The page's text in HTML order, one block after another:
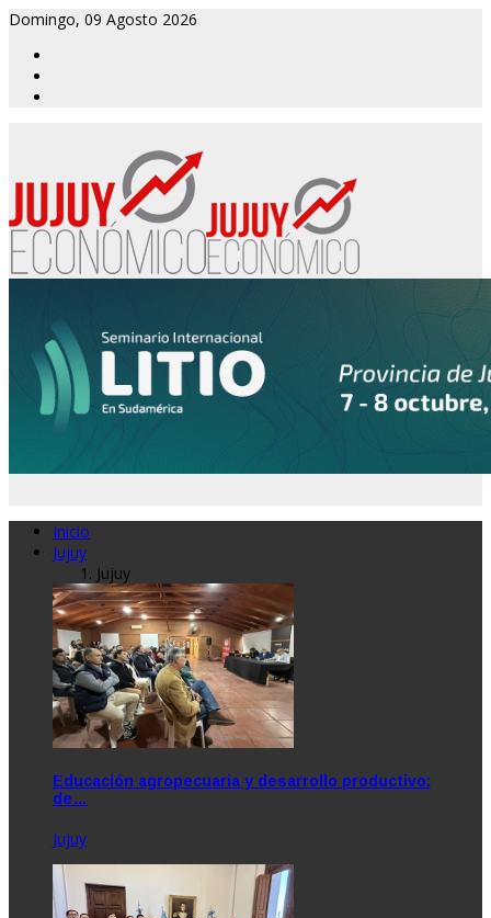
Domingo, 09 Agosto 2026
Inicio
Jujuy
Jujuy
Educación agropecuaria y desarrollo productivo:
de…
Jujuy